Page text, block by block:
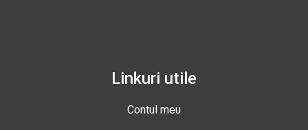
Linkuri utile
Contul meu